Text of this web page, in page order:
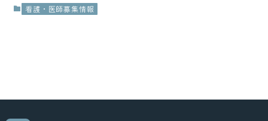
看護・医師募集情報